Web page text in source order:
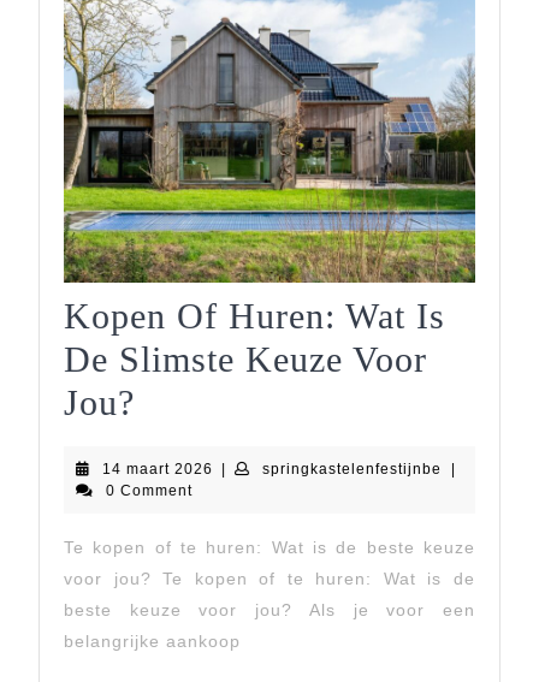
Kopen Of Huren: Wat Is
De Slimste Keuze Voor
Jou?
Huren:
Wat
Is
De
Slimste
14 maart 2026 14| springkastelenfestijnbe
|
0 Comment
Te kopen of te huren: Wat is de beste keuze
voor jou? Te kopen of te huren: Wat is de
beste keuze voor jou? Als je voor een
belangrijke aankoop